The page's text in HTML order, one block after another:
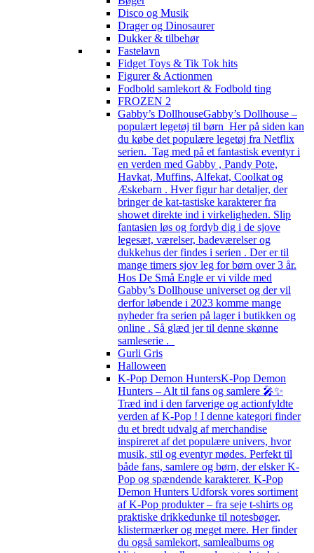
Disco og Musik
Drager og Dinosaurer
Dukker & tilbehør
Fastelavn
Fidget Toys & Tik Tok hits
Figurer & Actionmen
Fodbold samlekort & Fodbold ting
FROZEN 2
Gabby’s DollhouseGabby’s Dollhouse –
populært legetøj til børn Her på siden kan
du købe det populære legetøj fra Netflix
serien. Tag med på et fantastisk eventyr i
en verden med Gabby , Pandy Pote,
Havkat, Muffins, Alfekat, Coolkat og
Æskebarn . Hver figur har detaljer, der
bringer de kat-tastiske karakterer fra
showet direkte ind i virkeligheden. Slip
fantasien løs og fordyb dig i de sjove
legesæt, værelser, badeværelser og
dukkehus der findes i serien . Der er til
mange timers sjov leg for børn over 3 år.
Hos De Små Engle er vi vilde med
Gabby’s Dollhouse universet og der vil
derfor løbende i 2023 komme mange
nyheder fra serien på lager i butikken og
online . Så glæd jer til denne skønne
samleserie .
Gurli Gris
Halloween
K-Pop Demon HuntersK-Pop Demon
Hunters – Alt til fans og samlere 🎤✨
Træd ind i den farverige og actionfyldte
verden af K-Pop ! I denne kategori finder
du et bredt udvalg af merchandise
inspireret af det populære univers, hvor
musik, stil og eventyr mødes. Perfekt til
både fans, samlere og børn, der elsker K-
Pop og spændende karakterer. K-Pop
Demon Hunters Udforsk vores sortiment
af K-Pop produkter – fra seje t-shirts og
praktiske drikkedunke til notesbøger,
klistermærker og meget mere. Her finder
du også samlekort, samlealbums og